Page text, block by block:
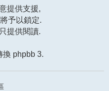
提供支援,
予以鎖定.
提供閱讀.
換 phpbb 3.